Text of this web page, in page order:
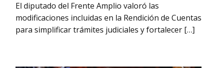
El diputado del Frente Amplio valoró las
modificaciones incluidas en la Rendición de Cuentas
para simplificar trámites judiciales y fortalecer […]